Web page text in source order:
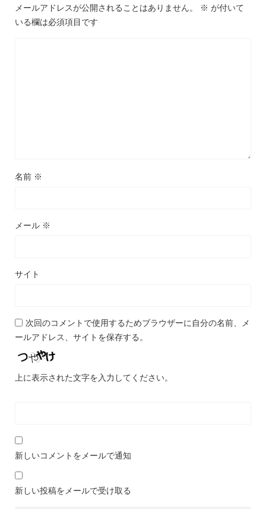
メールアドレスが公開されることはありません。 ※ が付いて
いる欄は必須項目です
名前 ※
メール ※
サイト
次回のコメントで使用するためブラウザーに自分の名前、メ
ールアドレス、サイトを保存する。
上に表示された文字を入力してください。
新しいコメントをメールで通知
新しい投稿をメールで受け取る